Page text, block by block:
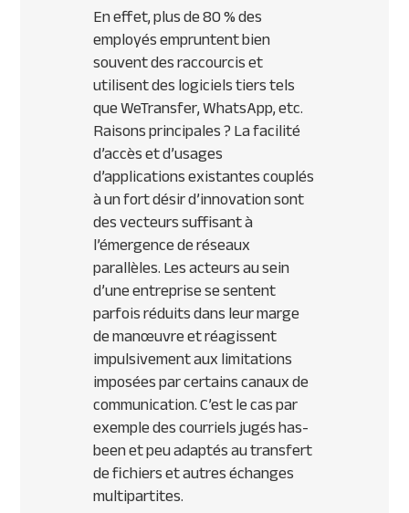
En effet, plus de 80 % des
employés empruntent bien
souvent des raccourcis et
utilisent des logiciels tiers tels
que WeTransfer, WhatsApp, etc.
Raisons principales ? La facilité
d’accès et d’usages
d’applications existantes couplés
à un fort désir d’innovation sont
des vecteurs suffisant à
l’émergence de réseaux
parallèles. Les acteurs au sein
d’une entreprise se sentent
parfois réduits dans leur marge
de manœuvre et réagissent
impulsivement aux limitations
imposées par certains canaux de
communication. C’est le cas par
exemple des courriels jugéshas-
beenet peu adaptés au transfert
de fichiers et autres échanges
multipartites.